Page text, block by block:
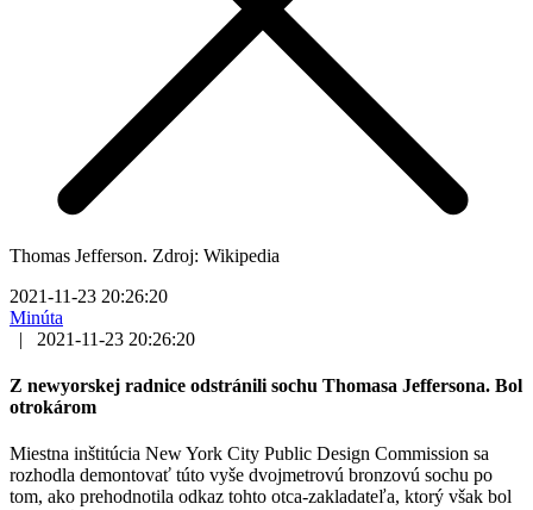
Thomas Jefferson. Zdroj: Wikipedia
2021-11-23 20:26:20
Minúta
|
2021-11-23 20:26:20
Z newyorskej radnice odstránili sochu Thomasa Jeffersona. Bol
otrokárom
Miestna inštitúcia New York City Public Design Commission sa
rozhodla demontovať túto vyše dvojmetrovú bronzovú sochu po
tom, ako prehodnotila odkaz tohto otca-zakladateľa, ktorý však bol